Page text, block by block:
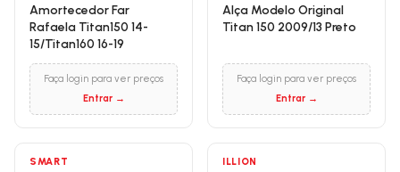
Amortecedor Far
Rafaela Titan150 14-
15/Titan160 16-19
Faça login para ver preços
Entrar →
Alça Modelo Original
Titan 150 2009/13 Preto
Faça login para ver preços
Entrar →
SMART ILLION